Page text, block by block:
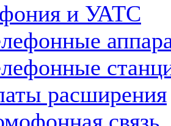
и УАТС
расширения